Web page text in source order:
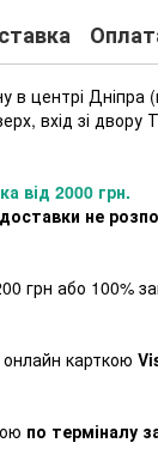
в центрі Дніпра (
вхід зі
від 2000 грн.
не
грн або 100%
карткою
по терміналу